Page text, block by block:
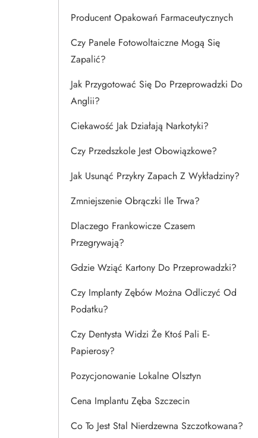
Producent Opakowań Farmaceutycznych
Czy Panele Fotowoltaiczne Mogą Się
Zapalić?
Jak Przygotować Się Do Przeprowadzki Do
Anglii?
Ciekawość Jak Działają Narkotyki?
Czy Przedszkole Jest Obowiązkowe?
Jak Usunąć Przykry Zapach Z Wykładziny?
Zmniejszenie Obrączki Ile Trwa?
Dlaczego Frankowicze Czasem
Przegrywają?
Gdzie Wziąć Kartony Do Przeprowadzki?
Czy Implanty Zębów Można Odliczyć Od
Podatku?
Czy Dentysta Widzi Że Ktoś Pali E-
Papierosy?
Pozycjonowanie Lokalne Olsztyn
Cena Implantu Zęba Szczecin
Co To Jest Stal Nierdzewna Szczotkowana?